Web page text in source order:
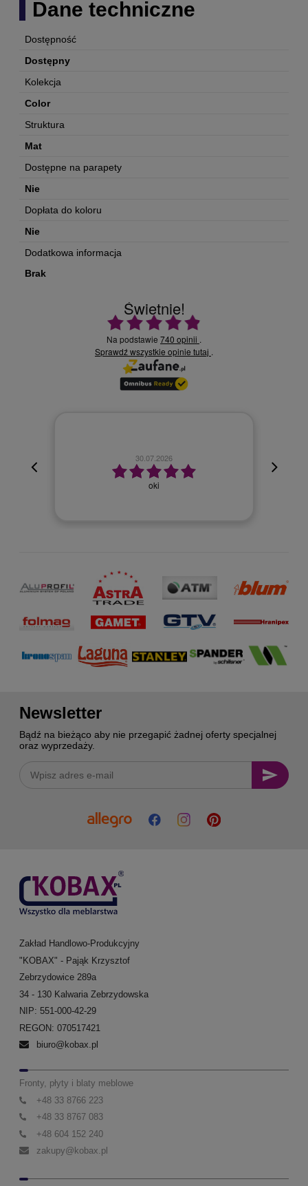
Dane techniczne
Dostępność
Dostępny
Kolekcja
Color
Struktura
Mat
Dostępne na parapety
Nie
Dopłata do koloru
Nie
Dodatkowa informacja
Brak
Świetnie!
Ocena średnia 4.9 na 5
Na podstawie 740 opinii .
Sprawdź wszystkie opinie tutaj .
30.07.2026
oki
Newsletter
Bądź na bieżąco aby nie przegapić żadnej oferty specjalnej
oraz wyprzedaży.
Zakład Handlowo-Produkcyjny
"KOBAX" - Pająk Krzysztof
Zebrzydowice 289a
34 - 130 Kalwaria Zebrzydowska
NIP: 551-000-42-29
REGON: 070517421
biuro@kobax.pl
Fronty, płyty i blaty meblowe
+48 33 8766 223
+48 33 8767 083
+48 604 152 240
zakupy@kobax.pl